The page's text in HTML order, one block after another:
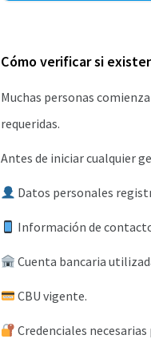
Cómo verificar si
Muchas personas
requeridas.
Antes de iniciar cualquier
Datos personales
Información de
Cuenta bancaria
CBU vigente.
Credenciales